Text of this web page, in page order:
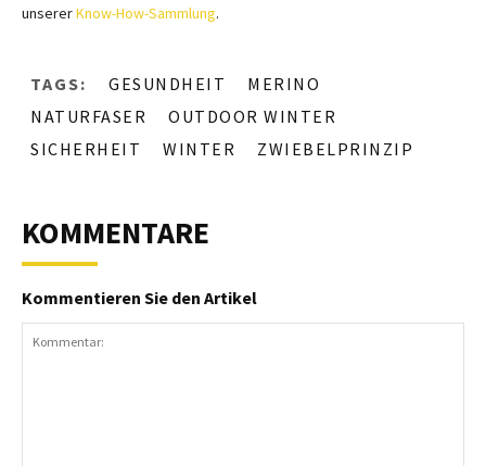
unsererKnow-How-Sammlung.
TAGS: GESUNDHEIT
MERINO
NATURFASER
OUTDOOR WINTER
SICHERHEIT
WINTER ZWIEBELPRINZIP
KOMMENTARE
Kommentieren Sie den Artikel